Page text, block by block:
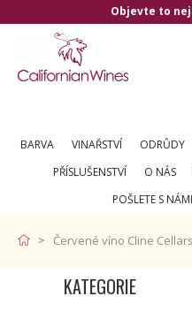
Objevte to nejlepší z
BARVA VINAŘSTVÍ ODRŮDY
PŘÍSLUŠENSTVÍ
O NÁS
POŠLETE S
Červené víno Cline
KATEGORIE